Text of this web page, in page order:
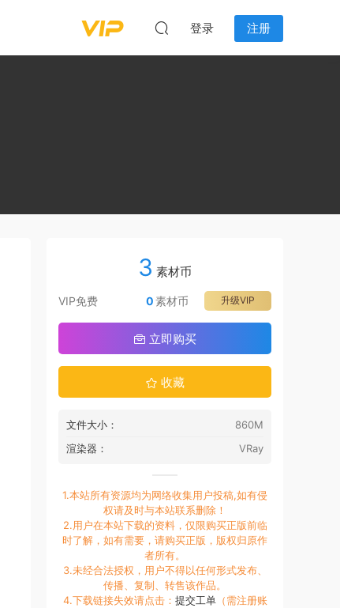
登录 注册
3 素材币
VIP免费 升级VIP
0素材币
立即购买
收藏
文件大小：
860M
渲染器：
VRay
1.本站所有资源均为网络收集用户投稿,如有侵
权请及时与本站联系删除！
2.用户在本站下载的资料，仅限购买正版前临
时了解，如有需要，请购买正版，版权归原作
者所有。
3.未经合法授权，用户不得以任何形式发布、
传播、复制、转售该作品。
4.下载链接失效请点击： 提交工单（需注册账